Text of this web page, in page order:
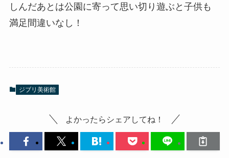
しんだあとは公園に寄って思い切り遊ぶと子供も
満足間違いなし！
ジブリ美術館
よかったらシェアしてね！